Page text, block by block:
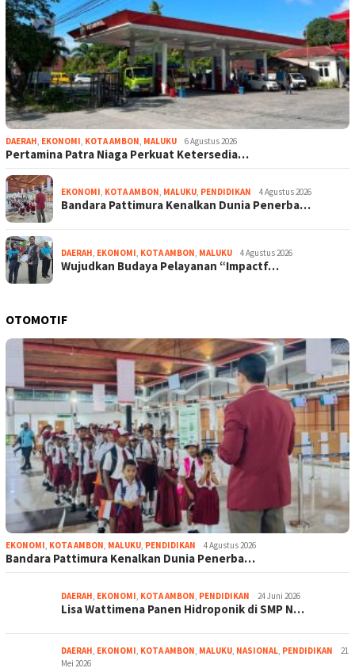
DAERAH, EKONOMI, KOTA AMBON, MALUKU 6 Agustus 2026
Pertamina Patra Niaga Perkuat Ketersedia…
EKONOMI, KOTA AMBON, MALUKU, PENDIDIKAN 4 Agustus 2026
Bandara Pattimura Kenalkan Dunia Penerba…
DAERAH, EKONOMI, KOTA AMBON, MALUKU 4 Agustus 2026
Wujudkan Budaya Pelayanan “Impactf…
OTOMOTIF
EKONOMI, KOTA AMBON, MALUKU, PENDIDIKAN 4 Agustus 2026
Bandara Pattimura Kenalkan Dunia Penerba…
DAERAH, EKONOMI, KOTA AMBON, PENDIDIKAN 24 Juni 2026
Lisa Wattimena Panen Hidroponik di SMP N…
DAERAH, EKONOMI, KOTA AMBON, MALUKU, NASIONAL, PENDIDIKAN
21
Mei 2026